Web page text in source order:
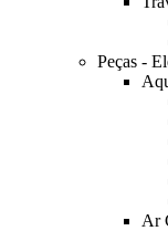
Peças -
Ar